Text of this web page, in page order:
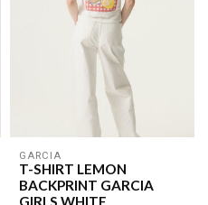
GARCIA
T-SHIRT LEMON
BACKPRINT GARCIA
GIRLS WHITE